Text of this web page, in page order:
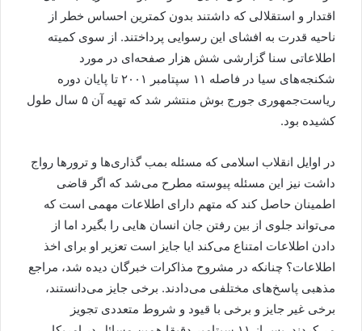
اقتدار و استقلالی که داشتند بدون کمترین احساس خطر از
ناحیه قدرت به افشای این رسوایی پرداختند. از سوی کمیته
اطلاعاتی سنا گزارشی شش هزار صفحه‌ای در مورد
شکنجه‌های سیا در فاصله ۱۱ سپتامبر ۲۰۰۱ تا پایان دوره
ریاست‌جمهوری جورج بوش منتشر شد که تهیه آن ۵ سال طول
کشیده بود.
در اوایل انقلاب اسلامی که مسئله بمب گذاری‌ها و ترورها رواج
داشت نیز این مسئله پیوسته مطرح می‌شد که اگر قاضی
اطمینان حاصل کند که متهم دارای اطلاعات مهمی است که
می‌تواند جلوی از بین رفتن جان انسان هایی را بگیرد اما از
دادن اطلاعات امتناع می‌کند ایا جایز است تعزیر او برای اخذ
اطلاعات؟ چنانکه در مشروح مذاکرات خبرگان دیده شد، مراجع
مذهبی پاسخ‌های مختلفی می‌دادند. برخی جایز می‌دانستند،
برخی غیر جایز و برخی با قیود و شروط متعددی تجویز